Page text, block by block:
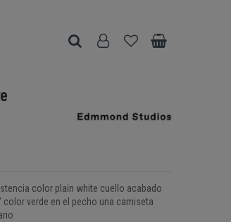
color plain white cuello acabado
verde en el pecho una camiseta